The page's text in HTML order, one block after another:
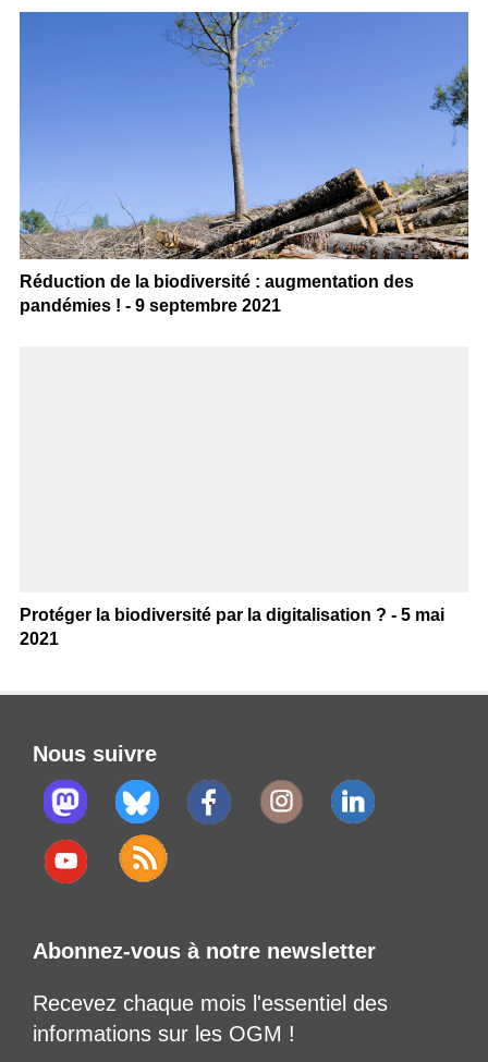
Réduction de la biodiversité : augmentation des
pandémies ! - 9 septembre 2021
Protéger la biodiversité par la digitalisation ? - 5 mai
2021
Nous suivre
Abonnez-vous à notre newsletter
Recevez chaque mois l'essentiel des
informations sur les OGM !